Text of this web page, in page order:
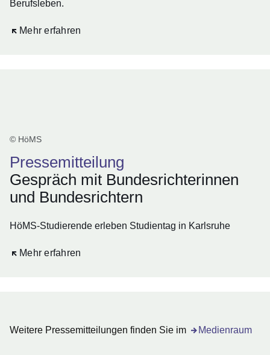
Berufsleben.
Mehr erfahren
Öffnet sich in einem neuen Fenster
© HöMS
Pressemitteilung
Gespräch mit Bundesrichterinnen
und Bundesrichtern
HöMS-Studierende erleben Studientag in Karlsruhe
Mehr erfahren
Öffnet sich in einem neuen Fenster
Weitere Pressemitteilungen finden Sie im Medienraum